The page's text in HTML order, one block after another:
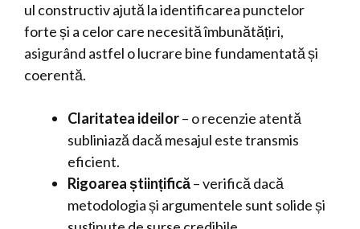
ul constructiv ajută la identificarea punctelor
forte și a celor care necesită îmbunătățiri,
asigurând astfel o lucrare bine fundamentată și
coerentă.
Claritatea ideilor– o recenzie atentă
subliniază dacă mesajul este transmis
eficient.
Rigoarea științifică– verifică dacă
metodologia și argumentele sunt solide și